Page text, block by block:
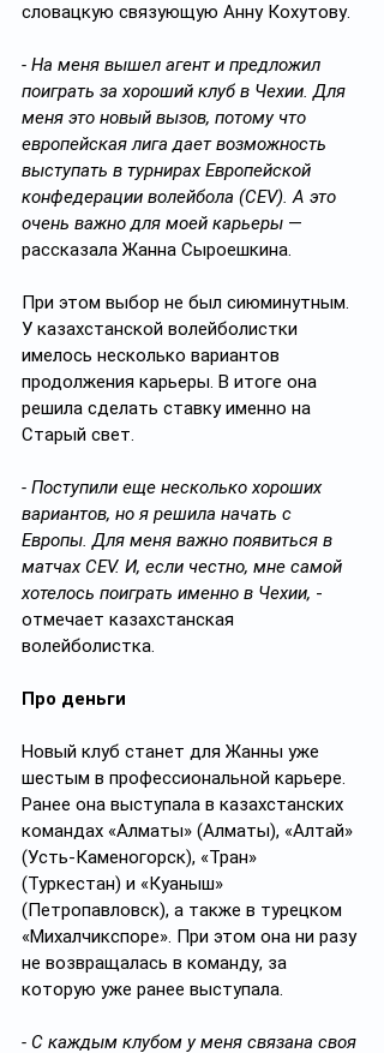
словацкую связующую Анну Кохутову.
- На меня вышел агент и предложил
поиграть за хороший клуб в Чехии. Для
меня это новый вызов, потому что
европейская лига дает возможность
выступать в турнирах Европейской
конфедерации волейбола (CEV). А это
очень важно для моей карьеры —
рассказала Жанна Сыроешкина.
При этом выбор не был сиюминутным.
У казахстанской волейболистки
имелось несколько вариантов
продолжения карьеры. В итоге она
решила сделать ставку именно на
Старый свет.
- Поступили еще несколько хороших
вариантов, но я решила начать с
Европы. Для меня важно появиться в
матчах CEV. И, если честно, мне самой
хотелось поиграть именно в Чехии, -
отмечает казахстанская
волейболистка.
Про деньги
Новый клуб станет для Жанны уже
шестым в профессиональной карьере.
Ранее она выступала в казахстанских
командах «Алматы» (Алматы), «Алтай»
(Усть-Каменогорск), «Тран»
(Туркестан) и «Куаныш»
(Петропавловск), а также в турецком
«Михалчикспоре». При этом она ни разу
не возвращалась в команду, за
которую уже ранее выступала.
- С каждым клубом у меня связана своя